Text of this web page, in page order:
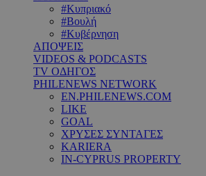
#Κυπριακό
#Βουλή
#Κυβέρνηση
ΑΠΟΨΕΙΣ
VIDEOS & PODCASTS
TV ΟΔΗΓΟΣ
PHILENEWS NETWORK
EN.PHILENEWS.COM
LIKE
GOAL
ΧΡΥΣΕΣ ΣΥΝΤΑΓΕΣ
KARIERA
IN-CYPRUS PROPERTY